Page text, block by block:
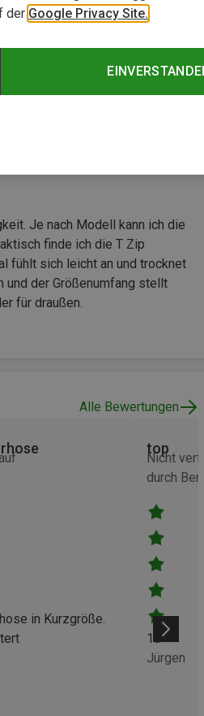
Je nach Modell kann ich die
finde ich die T Zip
fühlt sich leicht an und trocknet
der Größenumfang stellt
für draußen.
Alle Bewertungen
in Kurzgröße.
Jürgen
Nicht
durch
top
1a
der Google Privacy Site.